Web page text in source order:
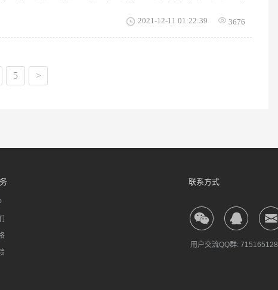
译的文件，等待几分钟就可以得到翻译后的结果了，非常方便。
果，阅览模式可以选择切换，翻译结果准确，之后也可以在页面
。 静安区人工翻译哪家好？在此，小编推荐大家使用福昕人工
2021-12-11 01:22:39 3676
5 >
联系方式
用户交流QQ群: 715165128